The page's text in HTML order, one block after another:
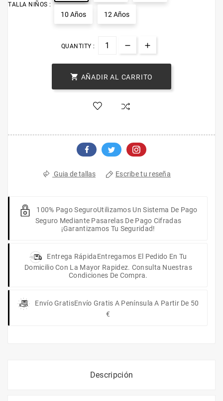
TALLA NIÑOS :
10 Años 12 Años
QUANTITY :
 AÑADIR AL CARRITO
Guia de tallas Escribe tu reseña
100% Pago SeguroUtilizamos Un Sistema De Pago
Seguro Mediante Pasarelas De Pago Cifradas
¡Garantizamos Tu Seguridad!
Entrega RápidaEntregamos El Pedido En Tu
Domicilio Con La Mayor Rapidez. Consulta Nuestras
Condiciones De Compra.
Envío GratisEnvío Gratis A Península A Partir De 50
€
Descripción